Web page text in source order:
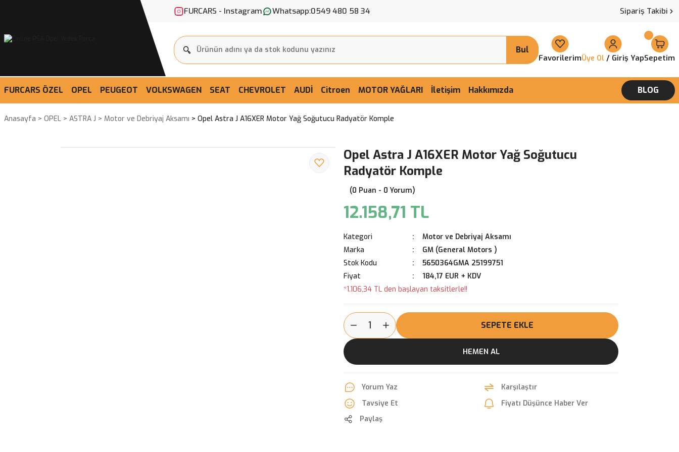
FURCARS - Instagram Whatsapp:0549 480 58 34 Sipariş Takibi
Bul
FavorilerimÜye Ol / Giriş YapSepetim
FURCARS ÖZEL OPEL PEUGEOT VOLKSWAGEN SEAT CHEVROLET AUDİ Citroen MOTOR YAĞLARI İletişim Hakkımızda BLOG
Anasayfa OPEL ASTRA J Motor ve Debriyaj Aksamı Opel Astra J A16XER Motor Yağ Soğutucu Radyatör Komple
Opel Astra J A16XER Motor Yağ Soğutucu
Radyatör Komple
(0 Puan - 0 Yorum)
12.158,71 TL
Kategori
Motor ve Debriyaj Aksamı
Marka
GM (General Motors )
Stok Kodu
5650364GMA 25199751
Fiyat
184,17 EUR + KDV
*1.106,34 TL den başlayan taksitlerle!!
SEPETE EKLE
HEMEN AL
Yorum Yaz
Karşılaştır
Tavsiye Et
Fiyatı Düşünce Haber Ver
Paylaş